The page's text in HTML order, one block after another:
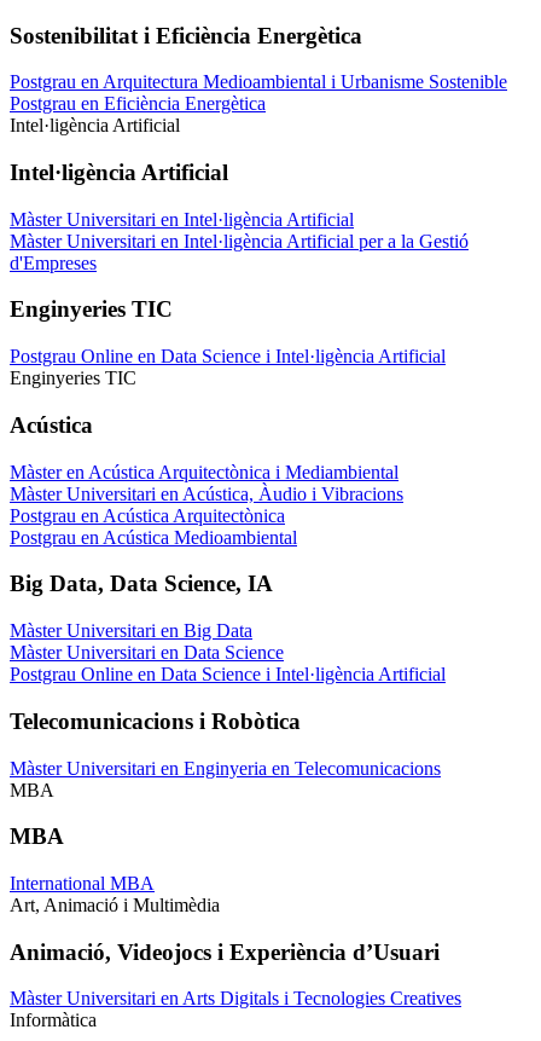
Sostenibilitat i Eficiència Energètica
Postgrau en Arquitectura Medioambiental i Urbanisme Sostenible
Postgrau en Eficiència Energètica
Intel·ligència Artificial
Intel·ligència Artificial
Màster Universitari en Intel·ligència Artificial
Màster Universitari en Intel·ligència Artificial per a la Gestió
d'Empreses
Enginyeries TIC
Postgrau Online en Data Science i Intel·ligència Artificial
Enginyeries TIC
Acústica
Màster en Acústica Arquitectònica i Mediambiental
Màster Universitari en Acústica, Àudio i Vibracions
Postgrau en Acústica Arquitectònica
Postgrau en Acústica Medioambiental
Big Data, Data Science, IA
Màster Universitari en Big Data
Màster Universitari en Data Science
Postgrau Online en Data Science i Intel·ligència Artificial
Telecomunicacions i Robòtica
Màster Universitari en Enginyeria en Telecomunicacions
MBA
MBA
International MBA
Art, Animació i Multimèdia
Animació, Videojocs i Experiència d’Usuari
Màster Universitari en Arts Digitals i Tecnologies Creatives
Informàtica